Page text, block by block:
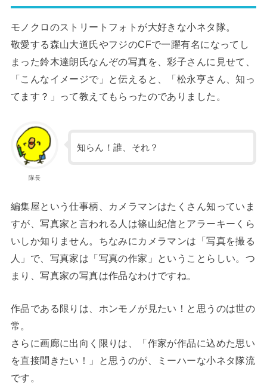
モノクロのストリートフォトが大好きな小ネタ隊。
敬愛する森山大道氏やフジのCFで一躍有名になってし
まった鈴木達朗氏なんぞの写真を、彩子さんに見せて、
「こんなイメージで」と伝えると、「松永亨さん、知っ
てます？」って教えてもらったのでありました。
隊長
知らん！誰、それ？
編集屋という仕事柄、カメラマンはたくさん知っていま
すが、写真家と言われる人は篠山紀信とアラーキーくら
いしか知りません。ちなみにカメラマンは「写真を撮る
人」で、写真家は「写真の作家」ということらしい。つ
まり、写真家の写真は作品なわけですね。
作品である限りは、ホンモノが見たい！と思うのは世の
常。
さらに画廊に出向く限りは、「作家が作品に込めた思い
を直接聞きたい！」と思うのが、ミーハーな小ネタ隊流
です。